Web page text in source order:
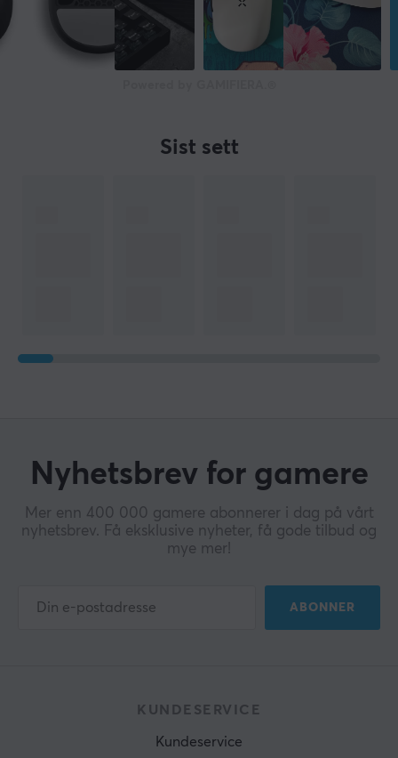
Sist sett
Nyhetsbrev for gamere
Mer enn 400 000 gamere abonnerer i dag på vårt
nyhetsbrev. Få eksklusive nyheter, få gode tilbud og
mye mer!
ABONNER
KUNDESERVICE
Kundeservice